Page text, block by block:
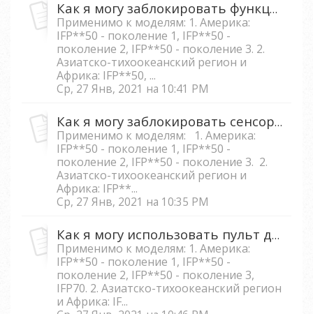
Как я могу заблокировать функцию питания на IFP5550/IFP6550/IFP 7550/IFP8650?
Применимо к моделям: 1. Америка:
IFP**50 - поколение 1, IFP**50 -
поколение 2, IFP**50 - поколение 3. 2.
Азиатско-тихоокеанский регион и
Африка: IFP**50, ...
Ср, 27 Янв, 2021 на 10:41 PM
Как я могу заблокировать сенсорную функцию на IFP5550/IFP6550/ IFP7550/IFP8650?
Применимо к моделям: 1. Америка:
IFP**50 - поколение 1, IFP**50 -
поколение 2, IFP**50 - поколение 3. 2.
Азиатско-тихоокеанский регион и
Африка: IFP**...
Ср, 27 Янв, 2021 на 10:35 PM
Как я могу использовать пульт дистанционного управления для закрепления экрана на IFP5550/IFP6550/IFP 7550/IFP8650?
Применимо к моделям: 1. Америка:
IFP**50 - поколение 1, IFP**50 -
поколение 2, IFP**50 - поколение 3,
IFP70. 2. Азиатско-тихоокеанский регион
и Африка: IF...